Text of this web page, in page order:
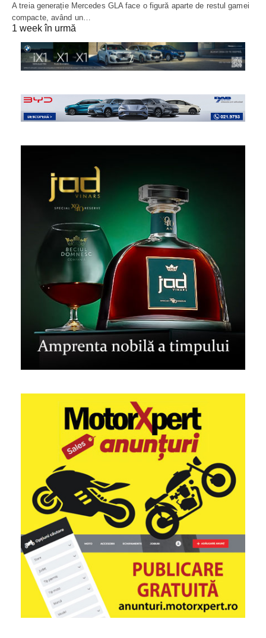
A treia generație Mercedes GLA face o figură aparte de restul gamei
compacte, având un…
1 week în urmă